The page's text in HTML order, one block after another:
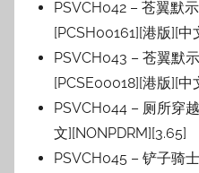
PSVCH042 – 苍翼默
[PCSH00161][港版][中
PSVCH043 – 苍翼默
[PCSE00018][港版][中
PSVCH044 – 厕所穿
文][NONPDRM][3.65]
PSVCH045 – 铲子骑